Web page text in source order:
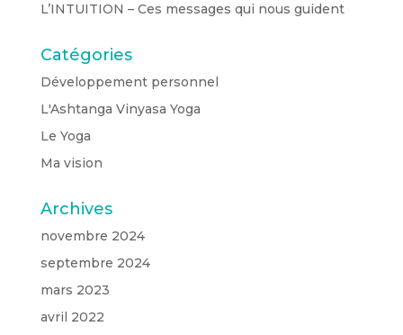
L’INTUITION – Ces messages qui nous guident
Catégories
Développement personnel
L'Ashtanga Vinyasa Yoga
Le Yoga
Ma vision
Archives
novembre 2024
septembre 2024
mars 2023
avril 2022